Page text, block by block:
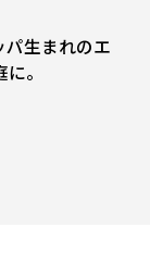
パ生まれのエ
。